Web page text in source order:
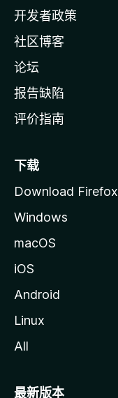
页
开发者政策
社区博客
论坛
报告缺陷
评价指南
下载
Download Firefox
Windows
macOS
iOS
Android
Linux
All
最新版本